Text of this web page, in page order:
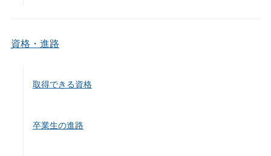
資格・進路
取得できる資格
卒業生の進路